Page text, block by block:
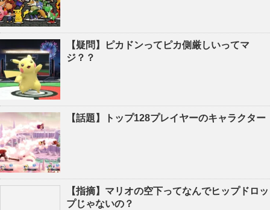
【疑問】ピカドンってピカ側厳しいってマ
ジ？？
【話題】トップ128プレイヤーのキャラクター
【指摘】マリオの空下ってなんでヒップドロッ
プじゃないの？